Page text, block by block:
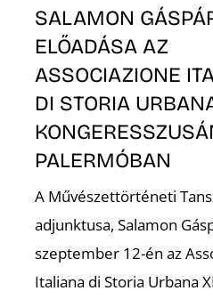
SALAMON
ELŐADÁSA AZ
ASSOCIAZIONE
DI STORIA
PALERMÓBAN
A Művészettörténeti
adjunktusa, Salamon
szeptember 12-én az
Italiana di Storia Urbana